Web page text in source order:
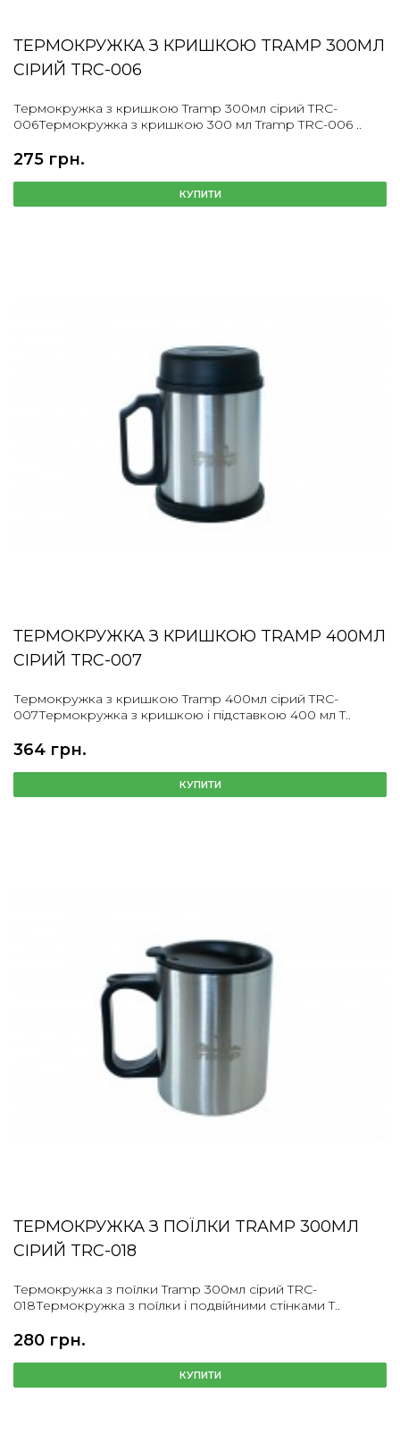
ТЕРМОКРУЖКА З КРИШКОЮ TRAMP 300МЛ
СІРИЙ TRC-006
Термокружка з кришкою Tramp 300мл сірий TRC-
006Термокружка з кришкою 300 мл Tramp TRC-006 ..
275 грн.
КУПИТИ
ТЕРМОКРУЖКА З КРИШКОЮ TRAMP 400МЛ
СІРИЙ TRC-007
Термокружка з кришкою Tramp 400мл сірий TRC-
007Термокружка з кришкою і підставкою 400 мл T..
364 грн.
КУПИТИ
ТЕРМОКРУЖКА З ПОЇЛКИ TRAMP 300МЛ
СІРИЙ TRC-018
Термокружка з поїлки Tramp 300мл сірий TRC-
018Термокружка з поїлки і подвійними стінками T..
280 грн.
КУПИТИ